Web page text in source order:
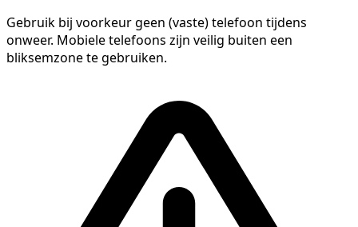
Gebruik bij voorkeur geen (vaste) telefoon tijdens
onweer. Mobiele telefoons zijn veilig buiten een
bliksemzone te gebruiken.